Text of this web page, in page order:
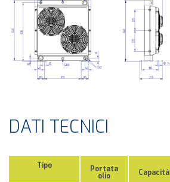
DATI TECNICI
Tipo Portata
olio Capacità